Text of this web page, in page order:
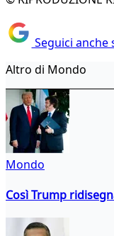
Seguici anche
Altro di Mondo
Mondo
Così Trump